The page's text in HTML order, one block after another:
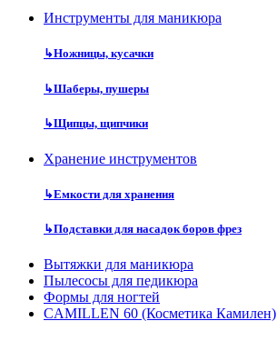
Инструменты для маникюра
↳Ножницы, кусачки
↳Шаберы, пушеры
↳Щипцы, щипчики
Хранение инструментов
↳Емкости для хранения
↳Подставки для насадок боров фрез
Вытяжки для маникюра
Пылесосы для педикюра
Формы для ногтей
CAMILLEN 60 (Косметика Камилен)